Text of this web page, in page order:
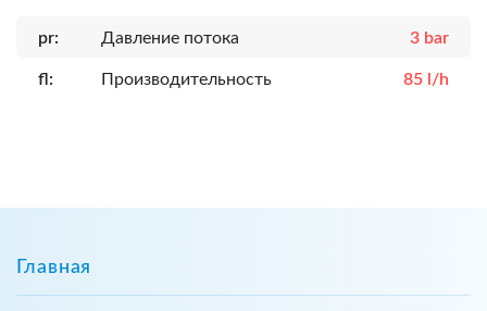
pr: Давление потока 3 bar
fl: Производительность 85 l/h
Главная